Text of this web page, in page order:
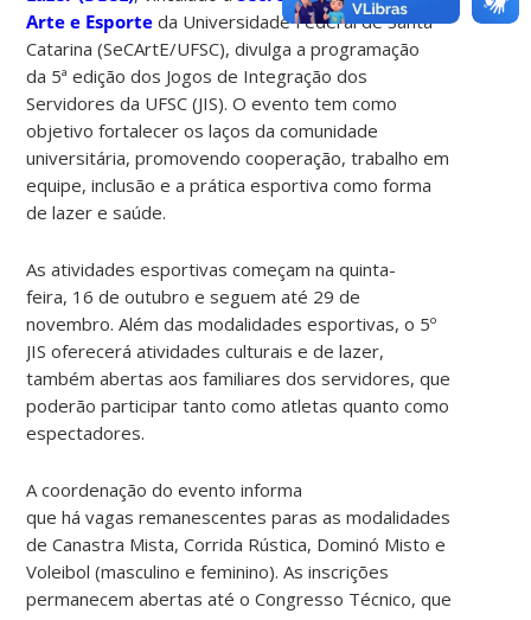
Arte e Esporte da Universidade Federal de Santa
Catarina (SeCArtE/UFSC), divulga a programação
da 5ª edição dos Jogos de Integração dos
Servidores da UFSC (JIS). O evento tem como
objetivo fortalecer os laços da comunidade
universitária, promovendo cooperação, trabalho em
equipe, inclusão e a prática esportiva como forma
de lazer e saúde.
As atividades esportivas começam na quinta-
feira, 16 de outubro e seguem até 29 de
novembro. Além das modalidades esportivas, o 5º
JIS oferecerá atividades culturais e de lazer,
também abertas aos familiares dos servidores, que
poderão participar tanto como atletas quanto como
espectadores.
A coordenação do evento informa
que há vagas remanescentes paras as modalidades
de Canastra Mista, Corrida Rústica, Dominó Misto e
Voleibol (masculino e feminino). As inscrições
permanecem abertas até o Congresso Técnico, que